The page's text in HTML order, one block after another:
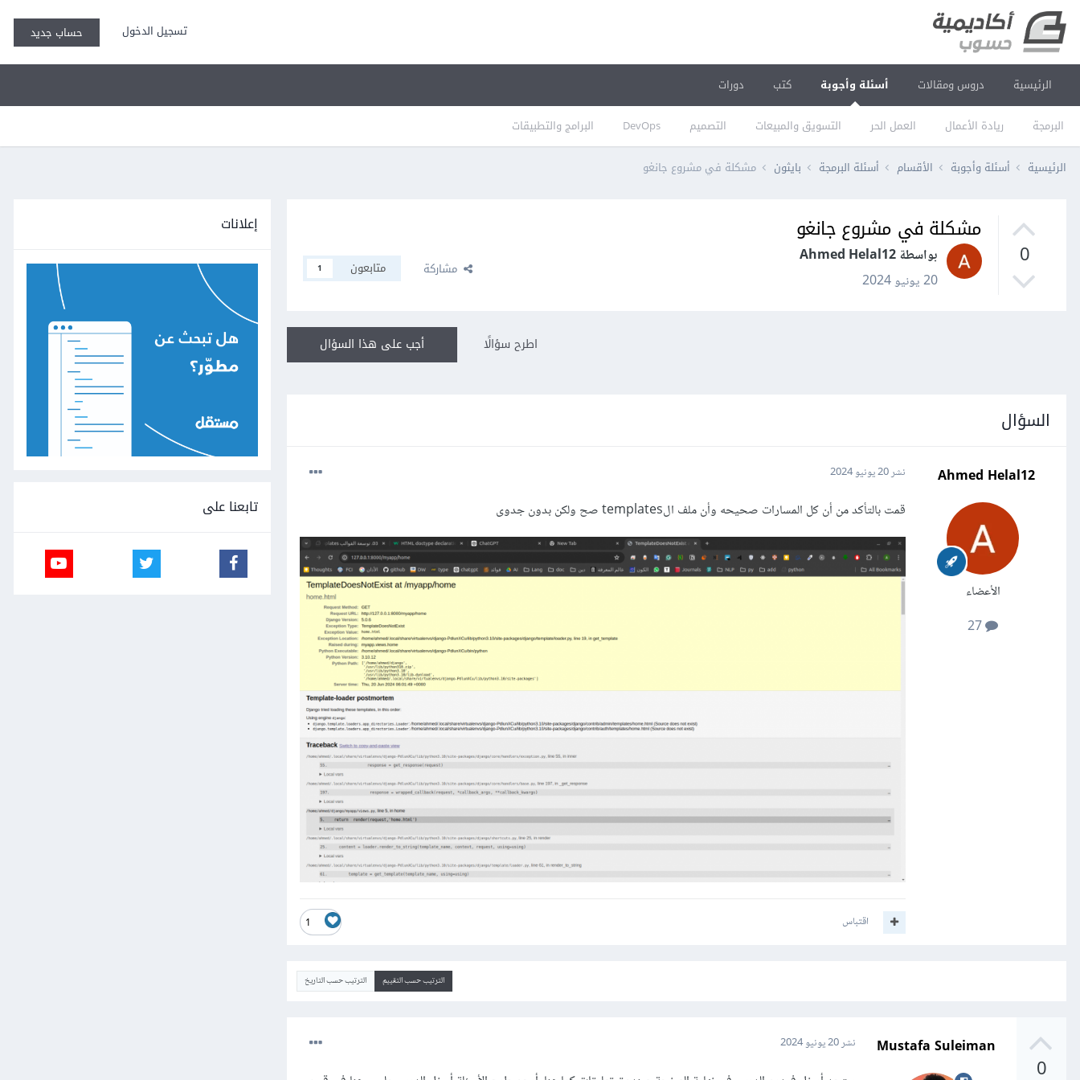
تسجيل الدخول حساب جديد
الرئيسية دروس ومقالات أسئلة وأجوبة
البرمجة ريادة الأعمال العمل الحر التسويق والمبيعات التصميم DevOps البرامج والتطبيقات
كتب دورات
الرئيسية أسئلة وأجوبة الأقسام أسئلة البرمجة بايثون مشكلة في مشروع جانغو
0
مشكلة في مشروع جانغو
بواسطة Ahmed Helal12
20 يونيو 2024
مشاركة متابعون 1
أجب على هذا السؤال اطرح سؤالًا
السؤال
Ahmed Helal12
الأعضاء
نشر20 يونيو 2024
قمت بالتأكد من أن كل المسارات صحيحه وأن ملف الtemplates صح ولكن بدون جدوى
1 اقتباس
الترتيب حسب التقييم الترتيب حسب التاريخ
0
Mustafa Suleiman نشر20 يونيو 2024
إعلانات
تابعنا على